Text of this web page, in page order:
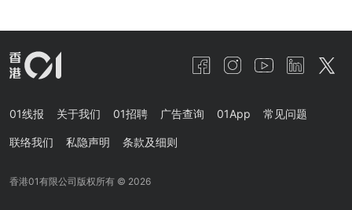
01线报 关于我们 01招聘 广告查询 01App 常见问题
联络我们 私隐声明 条款及细则
香港01有限公司版权所有 © 2026